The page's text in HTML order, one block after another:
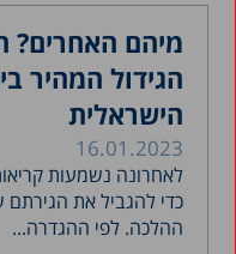
מיהם
הגידול המהיר
הישראלית
16.01.2023
לאחרונה נשמעות
כדי להגביל את
ההלכה. לפי ההגדרה...